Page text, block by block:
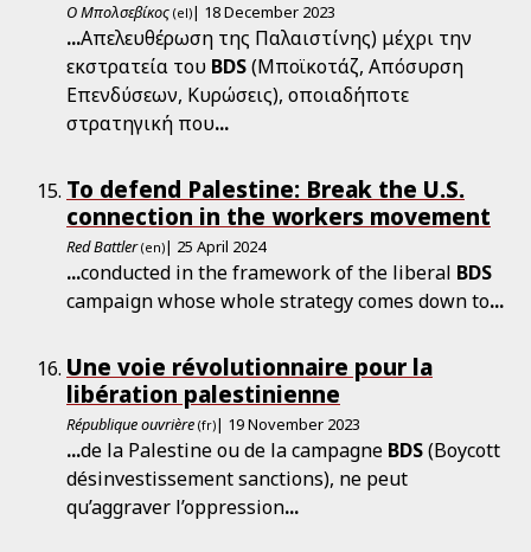
Ο Μπολσεβίκος (el)| 18 December 2023
...Απελευθέρωση της Παλαιστίνης) μέχρι την
εκστρατεία του BDS(Μποϊκοτάζ, Απόσυρση
Επενδύσεων, Κυρώσεις), οποιαδήποτε
στρατηγική που...
To defend Palestine: Break the U.S.
connection in the workers movement
Red Battler (en)| 25 April 2024
...conducted in the framework of the liberal BDS
campaign whose whole strategy comes down to...
Une voie révolutionnaire pour la
libération palestinienne
République ouvrière (fr)| 19 November 2023
...de la Palestine ou de la campagne BDS(Boycott
désinvestissement sanctions), ne peut
qu’aggraver l’oppression...